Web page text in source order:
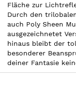
Fläche zur
Durch den
auch Poly Sheen
ausgezeichnetet
hinaus bleibt der
besonderer
deiner Fantasie